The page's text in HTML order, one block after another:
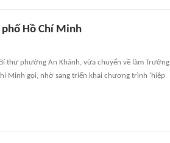
Hồ Chí Minh
thư phường An Khánh, vừa chuyển về làm Trưởng
Minh gọi, nhờ sang triển khai chương trình 'hiệp